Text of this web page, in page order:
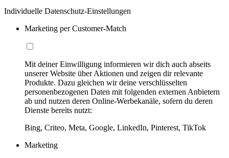
Individuelle Datenschutz-Einstellungen
Marketing per Customer-Match
Mit deiner Einwilligung informieren wir dich auch abseits
unserer Website über Aktionen und zeigen dir relevante
Produkte. Dazu gleichen wir deine verschlüsselten
personenbezogenen Daten mit folgenden externen Anbietern
ab und nutzen deren Online-Werbekanäle, sofern du deren
Dienste bereits nutzt:
Bing, Criteo, Meta, Google, LinkedIn, Pinterest, TikTok
Marketing